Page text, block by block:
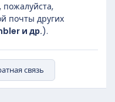
почты других
и др.).
связь